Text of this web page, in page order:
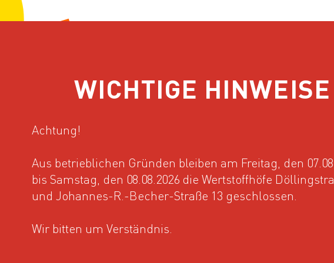
LEIPZIG
WICHTIGE HINWEISE
Achtung!
Aus betrieblichen Gründen bleiben am Freitag, den
bis Samstag, den 08.08.2026 die Wertstoffhöfe
und Johannes-R.-Becher-Straße 13 geschlossen.
Wir bitten um Verständnis.